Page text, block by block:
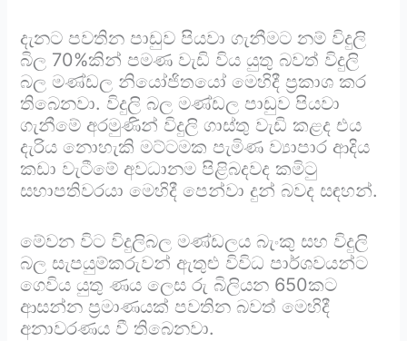
දැනට පවතින පාඩුව පියවා ගැනීමට නම් විදුලි
බිල 70%කින් පමණ වැඩි විය යුතු බවත් විදුලි
බල මණ්ඩල නියෝජිතයෝ මෙහිදී ප්‍රකාශ කර
තිබෙනවා. විදුලි බල මණ්ඩල පාඩුව පියවා
ගැනීමේ අරමුණින් විදුලි ගාස්තු වැඩි කළද එය
දැරිය නොහැකි මට්ටමක පැමිණ ව්‍යාපාර ආදිය
කඩා වැටීමේ අවධානම පිළිබදවද කමිටු
සභාපතිවරයා මෙහිදී පෙන්වා දුන් බවද සඳහන්.
මේවන විට විදුලිබල මණ්ඩලය බැංකු සහ විදුලි
බල සැපයුම්කරුවන් ඇතුළු විවිධ පාර්ශවයන්ට
ගෙවිය යුතු ණය ලෙස රු බිලියන 650කට
ආසන්න ප්‍රමාණයක් පවතින බවත් මෙහිදී
අනාවරණය වී තිබෙනවා.